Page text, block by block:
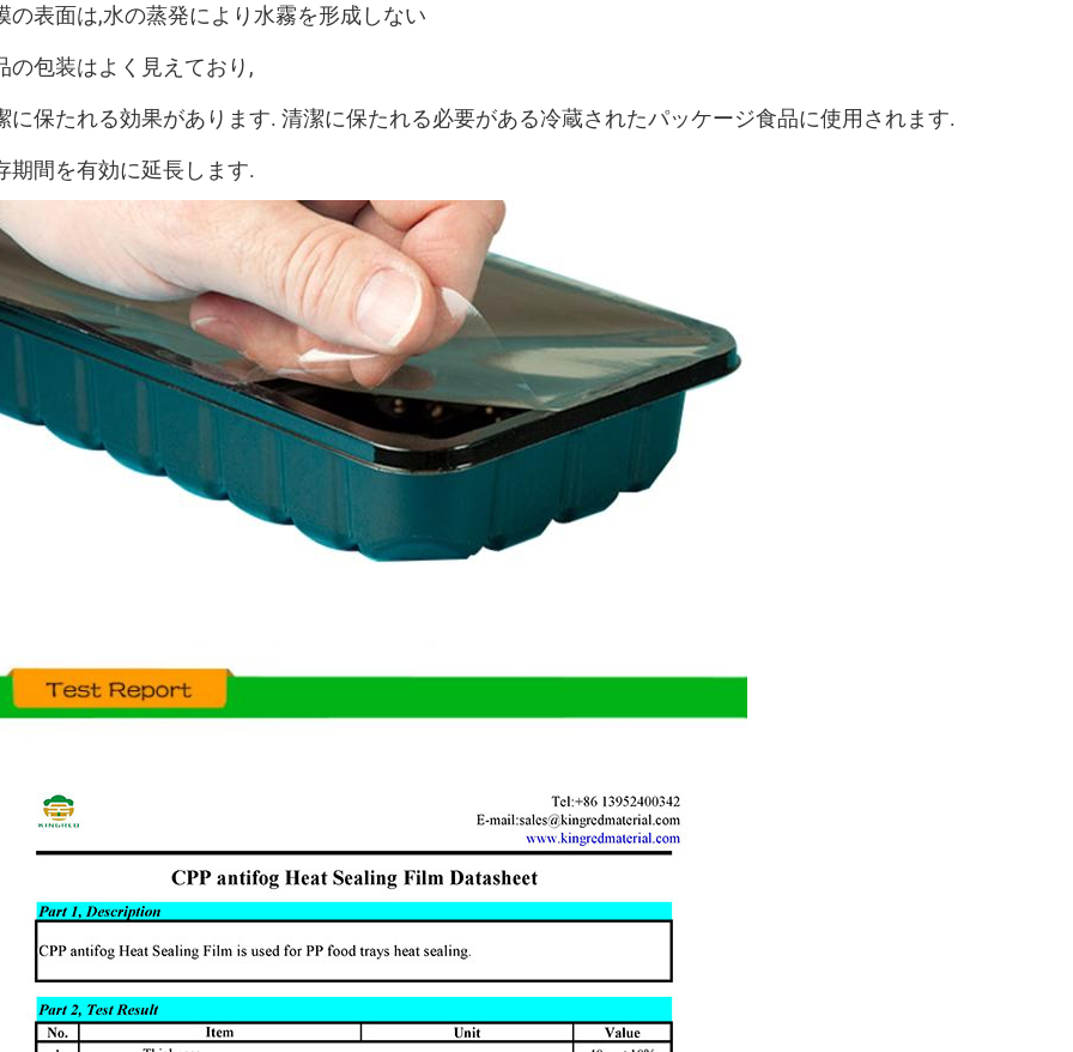
の表面は,水の蒸発により水霧を形成しない
の包装はよく見えており,
に保たれる効果があります. 清潔に保たれる必要がある冷蔵されたパッケージ食品に使用されます.
期間を有効に延長します.